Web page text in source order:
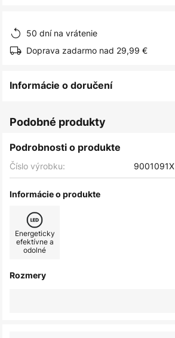
50 dní na vrátenie
Doprava zadarmo nad 29,99 €
Informácie o doručení
Podobné produkty
Podrobnosti o produkte
Číslo výrobku: 9001091X
Informácie o produkte
Energeticky
efektívne a
odolné
Rozmery